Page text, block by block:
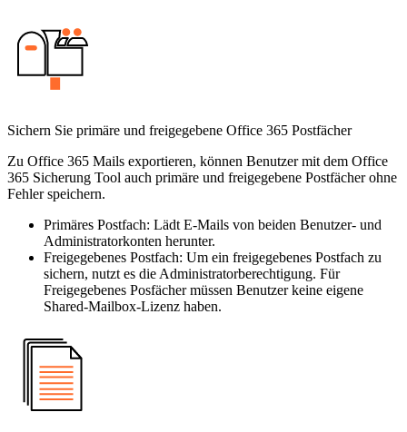
Sichern Sie primäre und freigegebene Office 365 Postfächer
Zu Office 365 Mails exportieren, können Benutzer mit dem Office
365 Sicherung Tool auch primäre und freigegebene Postfächer ohne
Fehler speichern.
Primäres Postfach: Lädt E-Mails von beiden Benutzer- und
Administratorkonten herunter.
Freigegebenes Postfach: Um ein freigegebenes Postfach zu
sichern, nutzt es die Administratorberechtigung. Für
Freigegebenes Posfächer müssen Benutzer keine eigene
Shared-Mailbox-Lizenz haben.